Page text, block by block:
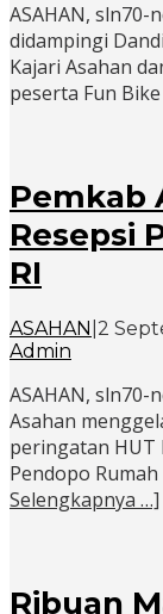
ASAHAN, sln70-
didampingi
Kajari Asahan
peserta Fun
Pemkab
Resepsi
RI
ASAHAN 2
Admin
ASAHAN, sln70-
Asahan
peringatan HUT
Pendopo
Selengkapnya …]
Ribuan